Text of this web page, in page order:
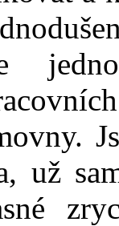
už